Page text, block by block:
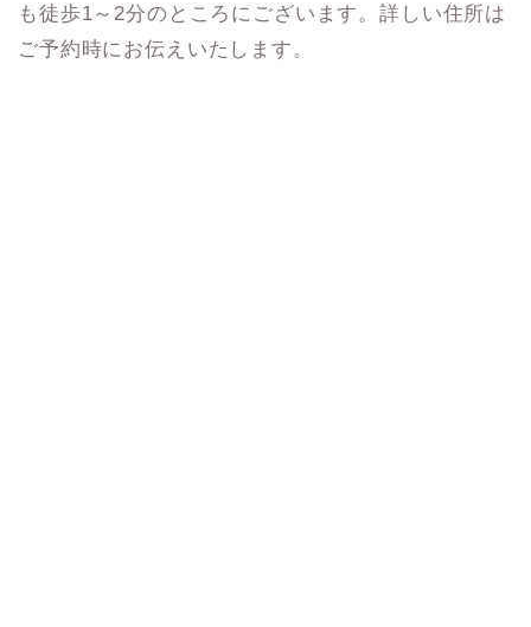
も徒歩1～2分のところにございます。詳しい住所は
ご予約時にお伝えいたします。